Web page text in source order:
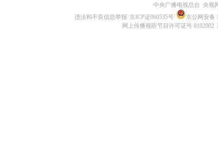
中央广播电视总台 央视
违法和不良信息举报 京ICP证060535号
京公网安备
网上传播视听节目许可证号 0102002